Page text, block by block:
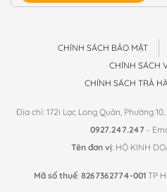
CHÍNH SÁCH BẢO MẬT
CHÍNH SÁCH
CHÍNH SÁCH TRẢ
Địa chỉ: 172i Lạc Long Quân, Phường
0927.247.247 -
Tên đơn vị: HỘ KINH
Mã số thuế:8267362774-001TP